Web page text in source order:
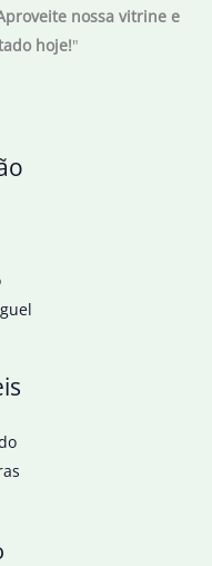
nossa vitrine e
hoje!"